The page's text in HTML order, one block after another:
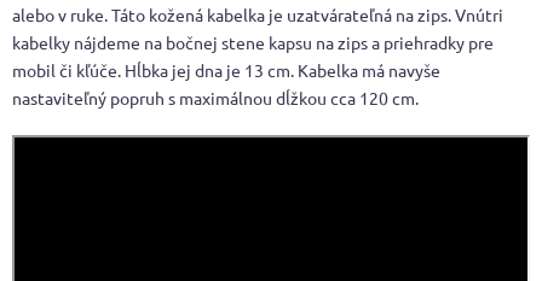
alebo v ruke. Táto kožená kabelka je uzatvárateľná na zips. Vnútri
kabelky nájdeme na bočnej stene kapsu na zips a priehradky pre
mobil či kľúče. Hĺbka jej dna je 13 cm. Kabelka má navyše
nastaviteľný popruh s maximálnou dĺžkou cca 120 cm.